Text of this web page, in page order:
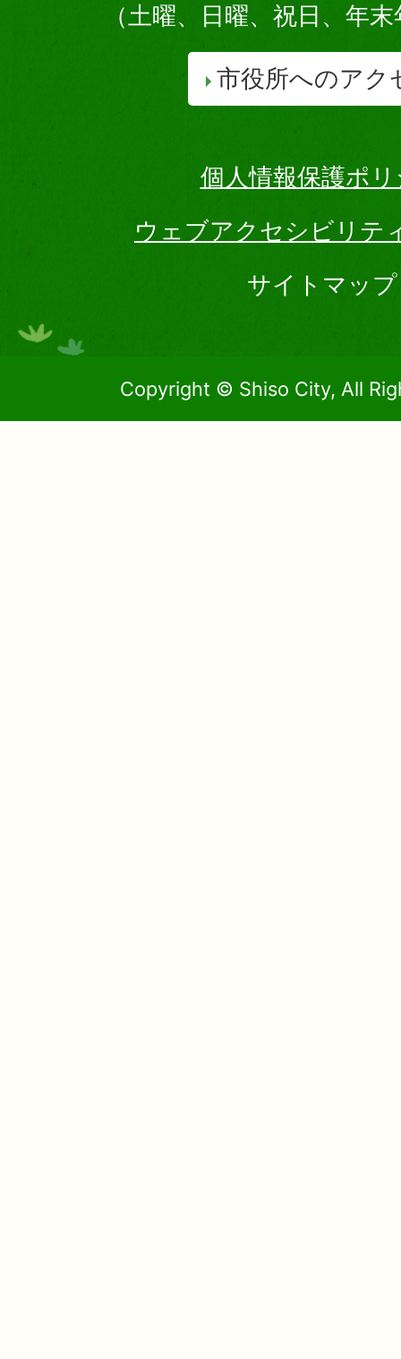
（土曜、日曜、祝日、年
市役所へのアク
個人情報保護ポ
ウェブアクセシビリテ
サイトマップ
Copyright © Shiso City, All